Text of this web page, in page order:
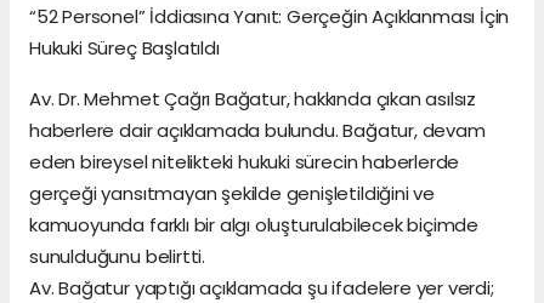
“52 Personel” İddiasına Yanıt: Gerçeğin Açıklanması İçin
Hukuki Süreç Başlatıldı
Av. Dr. Mehmet Çağrı Bağatur, hakkında çıkan asılsız
haberlere dair açıklamada bulundu. Bağatur, devam
eden bireysel nitelikteki hukuki sürecin haberlerde
gerçeği yansıtmayan şekilde genişletildiğini ve
kamuoyunda farklı bir algı oluşturulabilecek biçimde
sunulduğunu belirtti.
Av. Bağatur yaptığı açıklamada şu ifadelere yer verdi;